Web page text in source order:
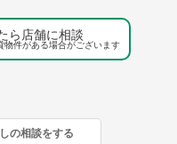
ら店舗に相談
物件がある場合がございます
の相談をする